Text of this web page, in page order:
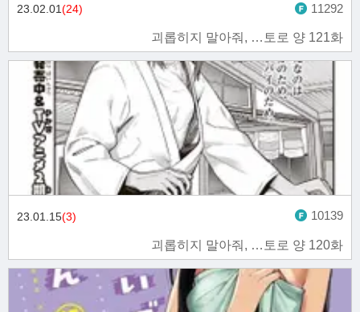
괴롭히지 말아줘, …토로 양 121화
23.02.01(24) 11292
괴롭히지 말아줘, …토로 양 120화
23.01.15(3) 10139